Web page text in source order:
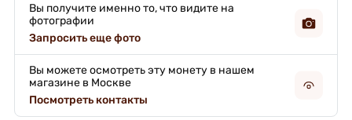
Вы получите именно то, что видите на
фотографии
Запросить еще фото
Вы можете осмотреть эту монету в нашем
магазине в Москве
Посмотреть контакты